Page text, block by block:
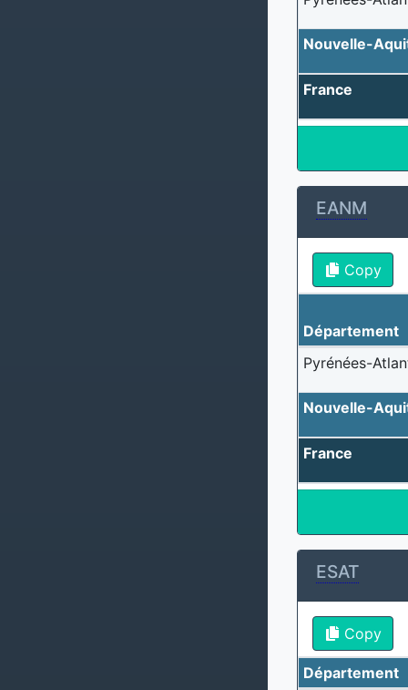
Nouvelle-
France
EANM
Copy
Département
Pyrénées-
Nouvelle-
France
ESAT
Copy
Département